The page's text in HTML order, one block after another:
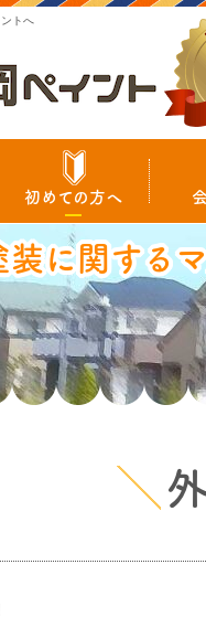
トへ
初めての方へ
装に関する